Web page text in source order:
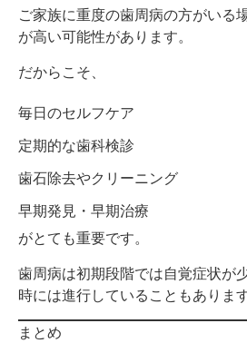
ご家族に重度の歯周病の方がいる
が高い可能性があります。
だからこそ、
毎日のセルフケア
定期的な歯科検診
歯石除去やクリーニング
早期発見・早期治療
がとても重要です。
歯周病は初期段階では自覚症状が
時には進行していることもあります
まとめ